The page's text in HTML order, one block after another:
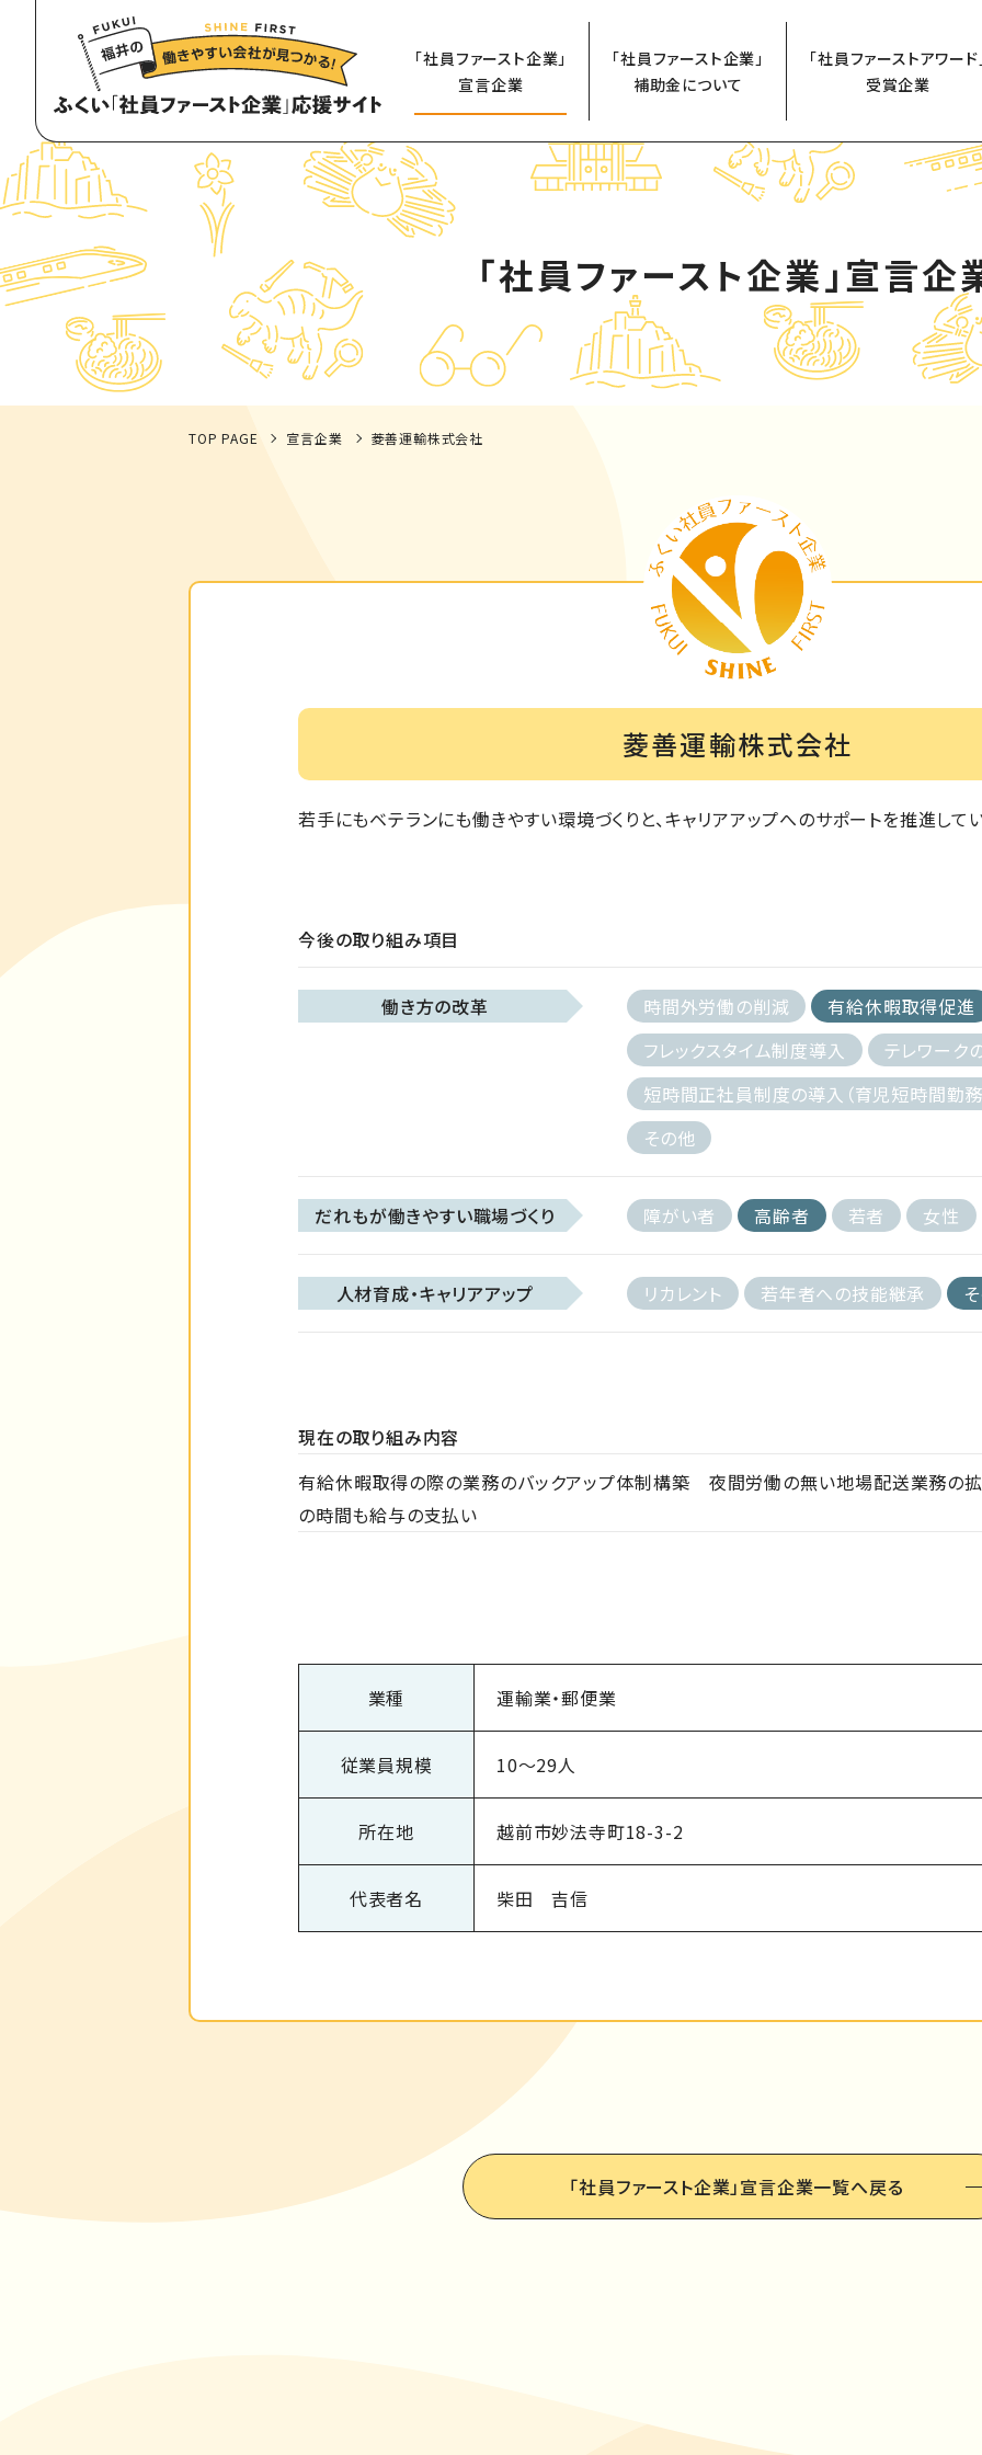
「社員ファースト企業」
宣言企業
「社員ファースト企業」
補助金について
「社員ファーストアワード
受賞企業
「社員ファースト企業」宣言企
TOP PAGE 宣言企業 菱善運輸株式会社
菱善運輸株式会社
若手にもベテランにも働きやすい環境づくりと、キャリアアップへのサポートを推進して
今後の取り組み項目
働き方の改革 時間外労働の削減
有給休暇取得促進
フレックスタイム制度導入
テレワーク
短時間正社員制度の導入（育児短時間勤務
その他
だれもが働きやすい職場づくり 障がい者 高齢者 若者 女性
人材育成・キャリアアップ リカレント 若年者への技能継承
現在の取り組み内容
有給休暇取得の際の業務のバックアップ体制構築 夜間労働の無い地場配送業務の
の時間も給与の支払い
業種 運輸業・郵便業
従業員規模 10～29人
所在地 越前市妙法寺町18-3-2
代表者名 柴田 吉信
「社員ファースト企業」宣言企業一覧へ戻る